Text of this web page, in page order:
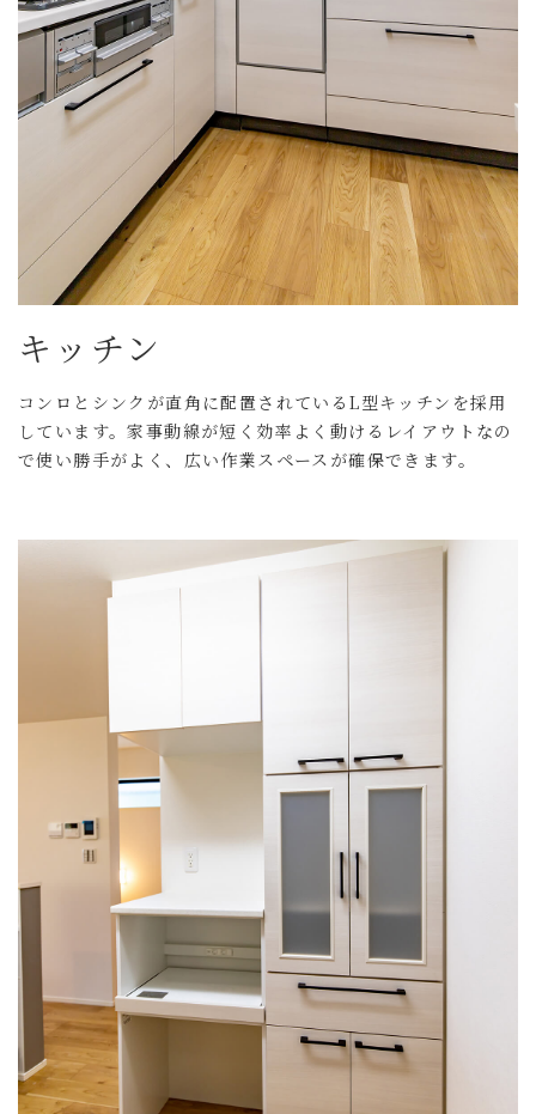
キッチン
コンロとシンクが直角に配置されているL型キッチンを採用
しています。家事動線が短く効率よく動けるレイアウトなの
で使い勝手がよく、広い作業スペースが確保できます。